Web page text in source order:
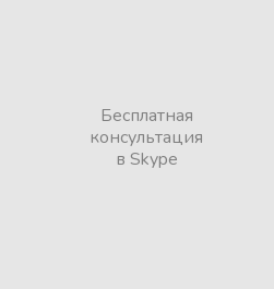
Бесплатная
консультация
в Skype